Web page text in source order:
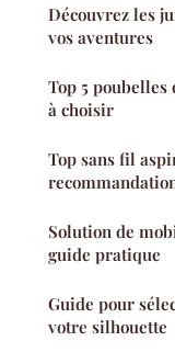
Découvrez les
vos aventures
Top 5
à choisir
Top sans fil
Solution de
guide pratique
Guide pour
votre silhouette